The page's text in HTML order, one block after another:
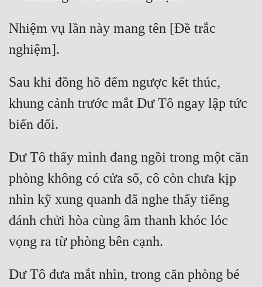
Xa Lộ Dịch
Cung Đấu
Cạnh Kỹ
Cổ Tiên Hiệp
Cổ Đại
Du Hí
Dã Sử
Dị Giới
Nhiệm vụ lần này mang tên [Đề trắc
Sau khi đồng hồ đếm ngược kết thúc,
khung cảnh trước mắt Dư Tô ngay lập tức
Dư Tô thấy mình đang ngồi trong một căn
phòng không có cửa sổ, cô còn chưa kịp
nhìn kỹ xung quanh đã nghe thấy tiếng
đánh chửi hòa cùng âm thanh khóc lóc
Dư Tô đưa mắt nhìn, trong căn phòng bé